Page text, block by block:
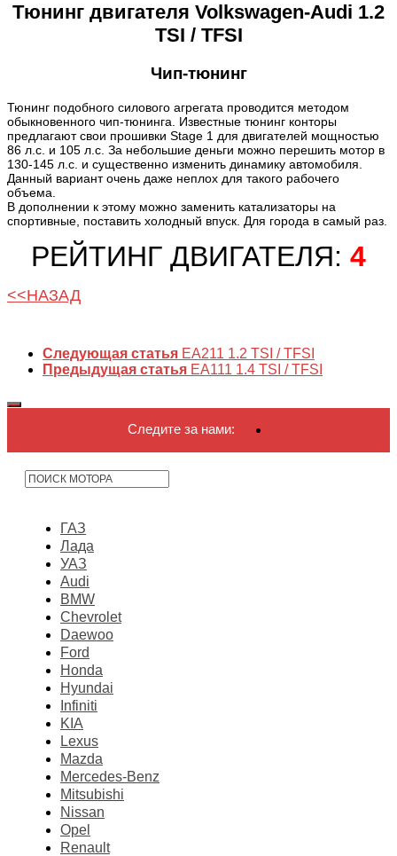
Тюнинг двигателя Volkswagen-Audi 1.2
TSI / TFSI
Чип-тюнинг
Тюнинг подобного силового агрегата проводится методом
обыкновенного чип-тюнинга. Известные тюнинг конторы
предлагают свои прошивки Stage 1 для двигателей мощностью
86 л.с. и 105 л.с. За небольшие деньги можно перешить мотор в
130-145 л.с. и существенно изменить динамику автомобиля.
Данный вариант очень даже неплох для такого рабочего
объема.
В дополнении к этому можно заменить катализаторы на
спортивные, поставить холодный впуск. Для города в самый раз.
РЕЙТИНГ ДВИГАТЕЛЯ: 4
<<НАЗАД
Следующая статья EA211 1.2 TSI / TFSI
Предыдущая статья EA111 1.4 TSI / TFSI
Следите за нами:
ГАЗ
Лада
УАЗ
Audi
BMW
Chevrolet
Daewoo
Ford
Honda
Hyundai
Infiniti
KIA
Lexus
Mazda
Mercedes-Benz
Mitsubishi
Nissan
Opel
Renault